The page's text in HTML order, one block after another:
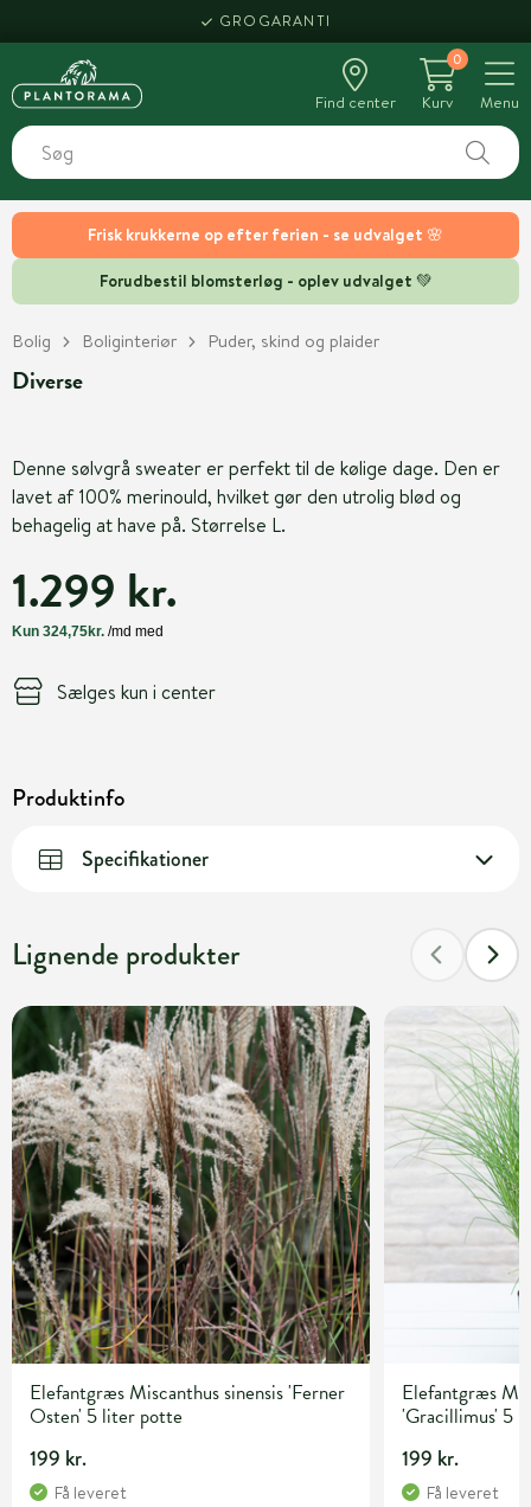
Frisk krukkerne op efter ferien - se udvalget 🌸
Forudbestil blomsterløg - oplev udvalget 💚
GROGARANTI
Find center
0
Kurv
Menu
Bolig Boliginteriør Puder, skind og plaider
Diverse
Denne sølvgrå sweater er perfekt til de kølige dage. Den er
lavet af 100% merinould, hvilket gør den utrolig blød og
behagelig at have på. Størrelse L.
1.299 kr.
Sælges kun i center
Produktinfo
Specifikationer
Lignende produkter
Elefantgræs Miscanthus sinensis 'Ferner
Osten' 5 liter potte
199 kr.
Få leveret
Elefantgræs
'Gracillimus' 5
199 kr.
Få leveret